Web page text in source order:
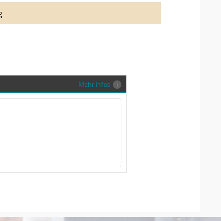
auch richtig in Szene zu setzen,
Trauringe-EFES Tragetasche inkl.
Sendung zu schützen und
Mehr Infos